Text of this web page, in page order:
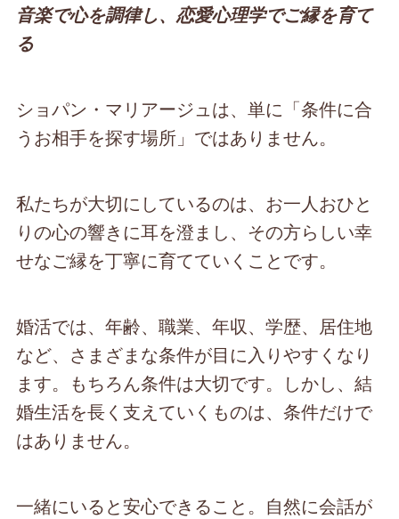
音楽で心を調律し、恋愛心理学でご縁を育て
る
ショパン・マリアージュは、単に「条件に合
うお相手を探す場所」ではありません。
私たちが大切にしているのは、お一人おひと
りの心の響きに耳を澄まし、その方らしい幸
せなご縁を丁寧に育てていくことです。
婚活では、年齢、職業、年収、学歴、居住地
など、さまざまな条件が目に入りやすくなり
ます。もちろん条件は大切です。しかし、結
婚生活を長く支えていくものは、条件だけで
はありません。
一緒にいると安心できること。自然に会話が